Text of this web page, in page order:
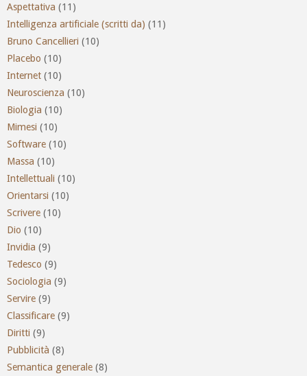
Aspettativa (11)
Intelligenza artificiale (scritti da) (11)
Bruno Cancellieri (10)
Placebo (10)
Internet (10)
Neuroscienza (10)
Biologia (10)
Mimesi (10)
Software (10)
Massa (10)
Intellettuali (10)
Orientarsi (10)
Scrivere (10)
Dio (10)
Invidia (9)
Tedesco (9)
Sociologia (9)
Servire (9)
Classificare (9)
Diritti (9)
Pubblicità (8)
Semantica generale (8)